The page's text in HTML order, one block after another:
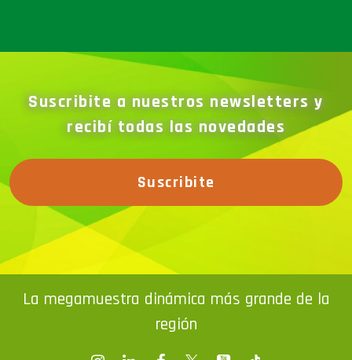
Suscribite a nuestros newsletters y
recibí todas las novedades
Suscribite
La megamuestra dinámica más grande de la
región